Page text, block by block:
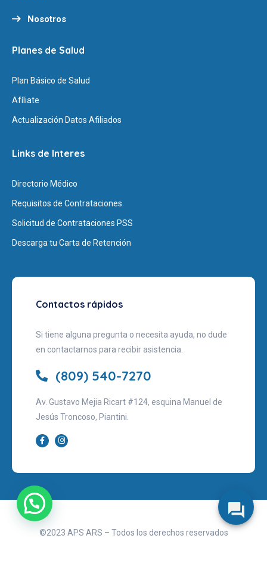
Nosotros
Planes de Salud
Plan Básico de Salud
Afíliate
Actualización Datos Afiliados
Links de Interes
Directorio Médico
Requisitos de Contrataciones
Solicitud de Contrataciones PSS
Descarga tu Carta de Retención
Contactos rápidos
Si tiene alguna pregunta o necesita ayuda, no dude
en contactarnos para recibir asistencia.
(809) 540-7270
Av. Gustavo Mejia Ricart #124, esquina Manuel de
Jesús Troncoso, Piantini.
©2023 APS ARS – Todos los derechos reservados